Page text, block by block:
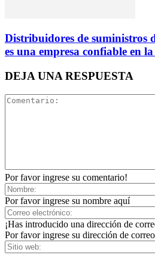
Distribuidores de suministros
es una empresa confiable en
DEJA UNA RESPUESTA
Por favor ingrese su comentario!
Por favor ingrese su nombre aquí
¡Has introducido una dirección de
Por favor ingrese su dirección de